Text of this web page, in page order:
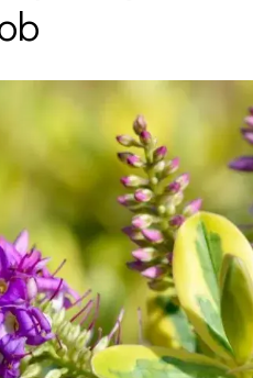
VOLNÝ ČAS
turistika
domácnost
mazlíčci